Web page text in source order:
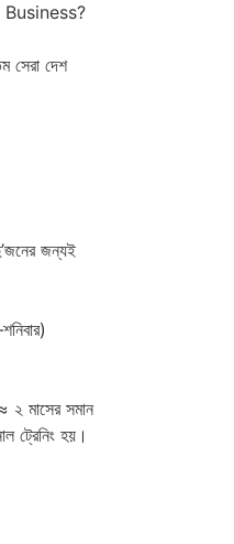
Business?
সেরা দেশ
জন্যই
২ মাসের সমান
ট্রেনিং হয়।